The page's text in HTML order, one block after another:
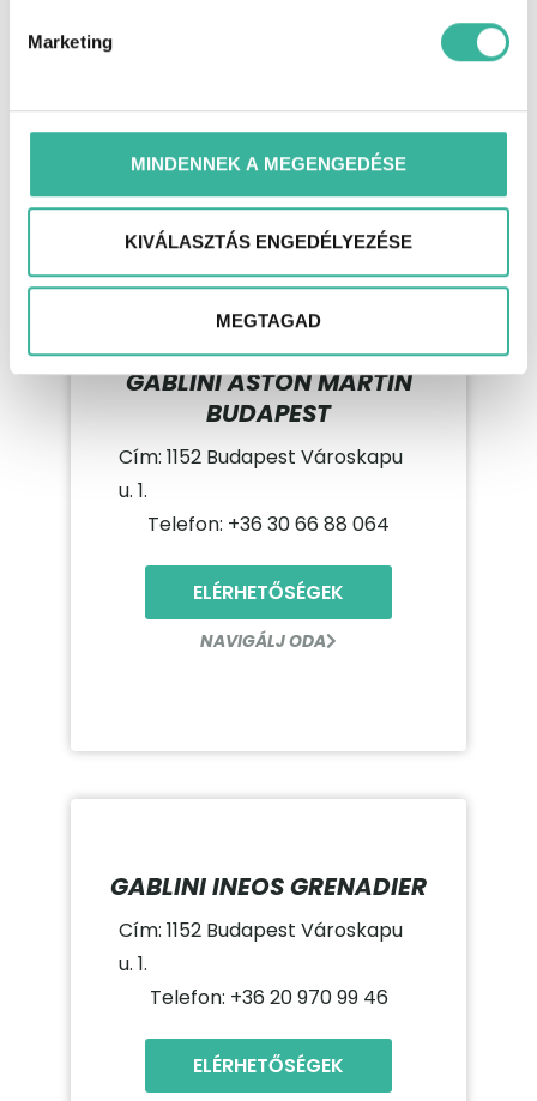
Marketing
MINDENNEK A MEGENGEDÉSE
KIVÁLASZTÁS ENGEDÉLYEZÉSE
MEGTAGAD
NAVIGÁLJ ODA
GABLINI ASTON MARTIN
BUDAPEST
Cím: 1152 Budapest Városkapu
u. 1.
Telefon: +36 30 66 88 064
ELÉRHETŐSÉGEK
NAVIGÁLJ ODA
GABLINI INEOS GRENADIER
Cím: 1152 Budapest Városkapu
u. 1.
Telefon: +36 20 970 99 46
ELÉRHETŐSÉGEK